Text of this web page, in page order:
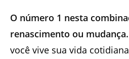
O número 1 nesta
renascimento ou mudança.
você vive sua vida